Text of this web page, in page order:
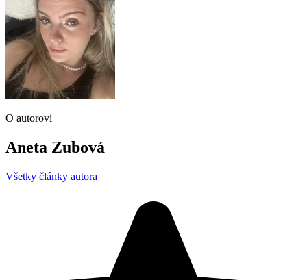
O autorovi
Aneta Zubová
Všetky články autora